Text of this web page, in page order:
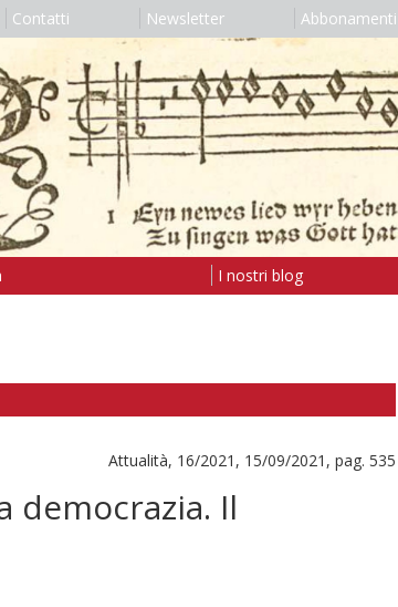
Contatti Newsletter Abbonamenti
I nostri blog
Attualità, 16/2021, 15/09/2021, pag. 535
democrazia. Il